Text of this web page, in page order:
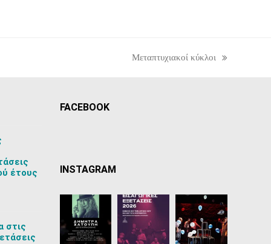
Μεταπτυχιακοί κύκλοι
έτους
στις
FACEBOOK
INSTAGRAM